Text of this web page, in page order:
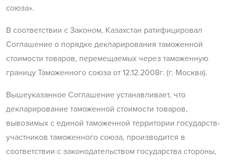
союза».
В соответствии с Законом, Казахстан ратифицировал
Соглашение о порядке декларирования таможенной
стоимости товаров, перемещаемых через таможенную
границу Таможенного союза от 12.12.2008г. (г. Москва).
Вышеуказанное Соглашение устанавливает, что
декларирование таможенной стоимости товаров,
вывозимых с единой таможенной территории государств-
участников таможенного союза, производится в
соответствии с законодательством государства стороны,